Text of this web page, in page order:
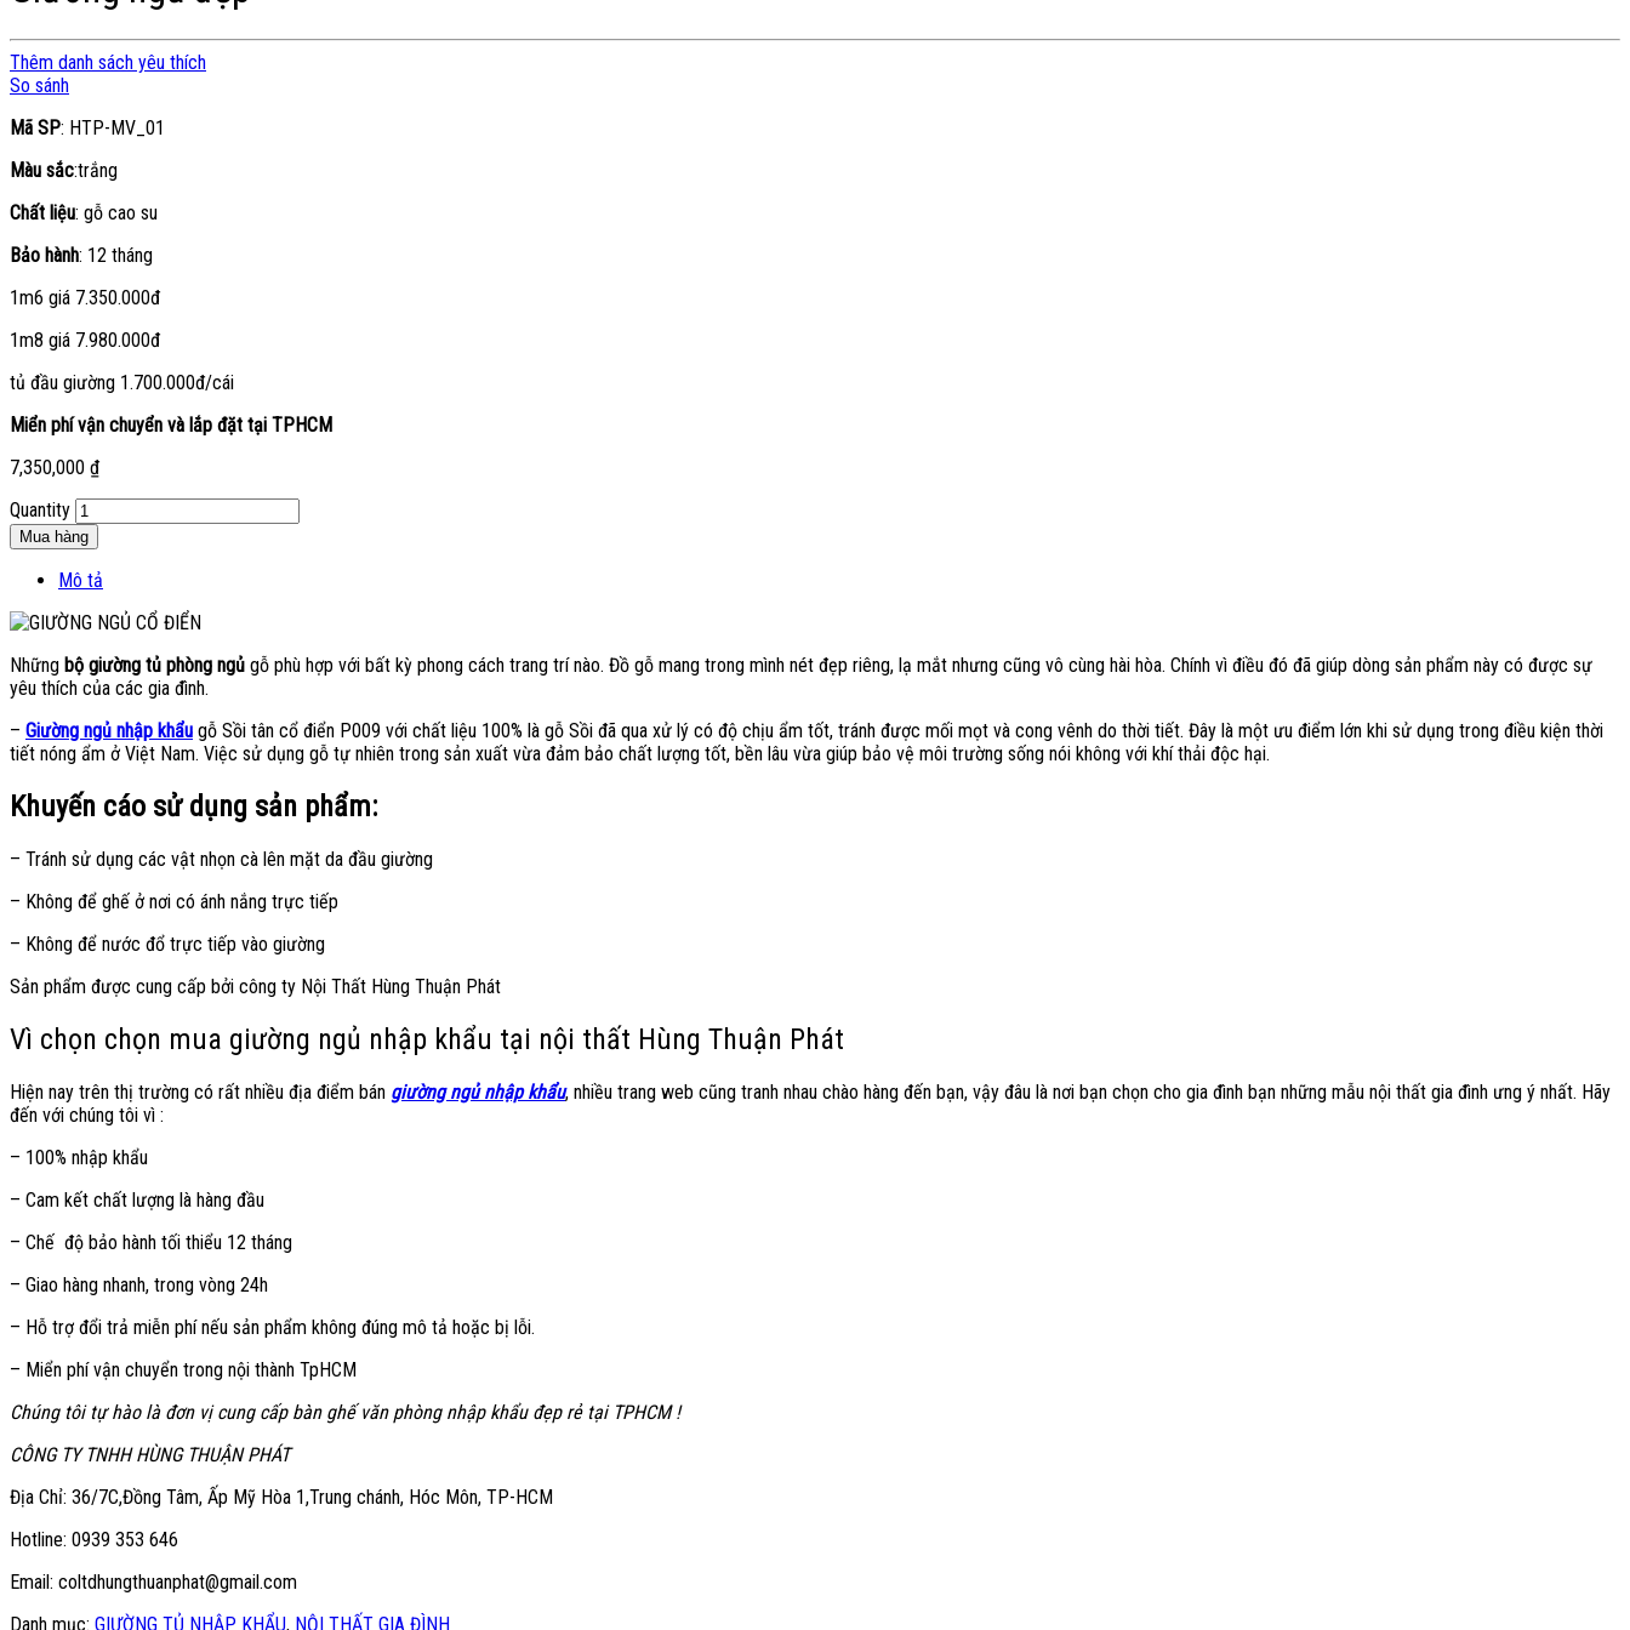
Thêm danh sách yêu thích
So sánh
Mã SP: HTP-MV_01
Màu sắc:trắng
Chất liệu: gỗ cao su
Bảo hành: 12 tháng
1m6 giá 7.350.000đ
1m8 giá 7.980.000đ
tủ đầu giường 1.700.000đ/cái
Miển phí vận chuyển và lắp đặt tại TPHCM
7,350,000 ₫
Quantity
Mua hàng
Mô tả
Những bộ giường tủ phòng ngủ gỗ phù hợp với bất kỳ phong cách trang trí nào. Đồ gỗ mang trong mình nét đẹp riêng, lạ mắt nhưng cũng vô cùng hài hòa. Chính vì điều đó đã giúp dòng sản phẩm này có được sự
yêu thích của các gia đình.
– Giường ngủ nhập khẩu gỗ Sồi tân cổ điển P009 với chất liệu 100% là gỗ Sồi đã qua xử lý có độ chịu ẩm tốt, tránh được mối mọt và cong vênh do thời tiết. Đây là một ưu điểm lớn khi sử dụng trong điều kiện thời
tiết nóng ẩm ở Việt Nam. Việc sử dụng gỗ tự nhiên trong sản xuất vừa đảm bảo chất lượng tốt, bền lâu vừa giúp bảo vệ môi trường sống nói không với khí thải độc hại.
Khuyến cáo sử dụng sản phẩm:
– Tránh sử dụng các vật nhọn cà lên mặt da đầu giường
– Không để ghế ở nơi có ánh nắng trực tiếp
– Không để nước đổ trực tiếp vào giường
Sản phẩm được cung cấp bởi công ty Nội Thất Hùng Thuận Phát
Vì chọn chọn mua giường ngủ nhập khẩu tại nội thất Hùng Thuận Phát
Hiện nay trên thị trường có rất nhiều địa điểm bán giường ngủ nhập khẩu, nhiều trang web cũng tranh nhau chào hàng đến bạn, vậy đâu là nơi bạn chọn cho gia đình bạn những mẫu nội thất gia đình ưng ý nhất. Hãy
đến với chúng tôi vì :
– 100% nhập khẩu
– Cam kết chất lượng là hàng đầu
– Chế độ bảo hành tối thiểu 12 tháng
– Giao hàng nhanh, trong vòng 24h
– Hỗ trợ đổi trả miễn phí nếu sản phẩm không đúng mô tả hoặc bị lỗi.
– Miển phí vận chuyển trong nội thành TpHCM
Chúng tôi tự hào là đơn vị cung cấp bàn ghế văn phòng nhập khẩu đẹp rẻ tại TPHCM !
CÔNG TY TNHH HÙNG THUẬN PHÁT
Địa Chỉ: 36/7C,Đồng Tâm, Ấp Mỹ Hòa 1,Trung chánh, Hóc Môn, TP-HCM
Hotline: 0939 353 646
Email: coltdhungthuanphat@gmail.com
Danh mục: GIƯỜNG TỦ NHẬP KHẨU, NỘI THẤT GIA ĐÌNH